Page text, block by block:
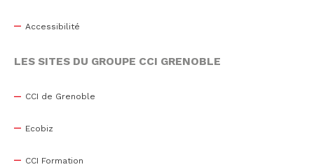
Accessibilité
LES SITES DU GROUPE CCI GRENOBLE
CCI de Grenoble
Ecobiz
CCI Formation